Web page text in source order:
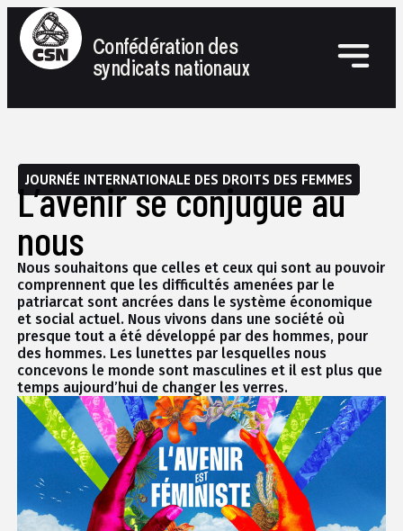
Confédération des
syndicats nationaux
JOURNÉE INTERNATIONALE DES DROITS DES FEMMES
L’avenir se conjugue au
nous
Nous souhaitons que celles et ceux qui sont au pouvoir
comprennent que les difficultés amenées par le
patriarcat sont ancrées dans le système économique
et social actuel. Nous vivons dans une société où
presque tout a été développé par des hommes, pour
des hommes. Les lunettes par lesquelles nous
concevons le monde sont masculines et il est plus que
temps aujourd’hui de changer les verres.